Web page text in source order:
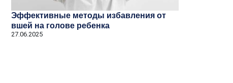
Эффективные методы избавления от
вшей на голове ребенка
27.06.2025